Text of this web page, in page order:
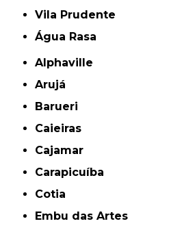
Vila Prudente
Água Rasa
Alphaville
Arujá
Barueri
Caieiras
Cajamar
Carapicuíba
Cotia
Embu das Artes